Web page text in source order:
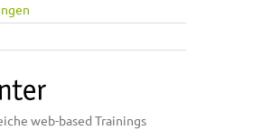
web-based Trainings